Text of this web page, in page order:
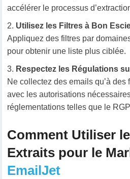
accélérer le processus
Utilisez les Filtres à Bon
Appliquez des filtres par
pour obtenir une liste plus ciblée.
Respectez les Régulations
Ne collectez des emails qu’à
avec les autorisations
réglementations telles que le
Comment Utiliser
Extraits pour le
EmailJet